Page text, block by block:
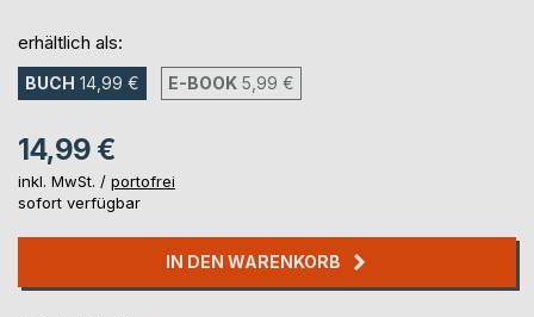
erhältlich als:
BUCH 14,99 € E-BOOK 5,99 €
14,99 €
inkl. MwSt. / portofrei
sofort verfügbar
IN DEN WARENKORB